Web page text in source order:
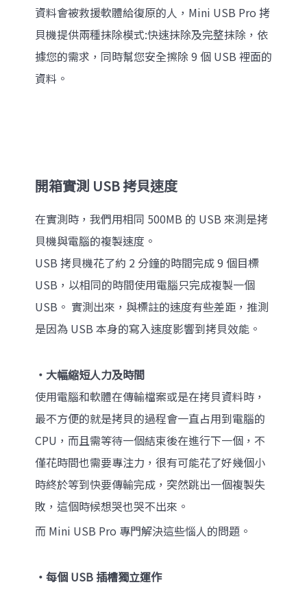
資料會被救援軟體給復原的人，Mini USB Pro 拷
貝機提供兩種抹除模式:快速抹除及完整抹除，依
據您的需求，同時幫您安全擦除 9 個 USB 裡面的
資料。
開箱實測 USB 拷貝速度
在實測時，我們用相同 500MB 的 USB 來測是拷
貝機與電腦的複製速度。
USB 拷貝機花了約 2 分鐘的時間完成 9 個目標
USB，以相同的時間使用電腦只完成複製一個
USB。 實測出來，與標註的速度有些差距，推測
是因為 USB 本身的寫入速度影響到拷貝效能。
‧大幅縮短人力及時間
使用電腦和軟體在傳輸檔案或是在拷貝資料時，
最不方便的就是拷貝的過程會一直占用到電腦的
CPU，而且需等待一個結束後在進行下一個，不
僅花時間也需要專注力，很有可能花了好幾個小
時終於等到快要傳輸完成，突然跳出一個複製失
敗，這個時候想哭也哭不出來。
而 Mini USB Pro 專門解決這些惱人的問題。
‧每個 USB 插槽獨立運作